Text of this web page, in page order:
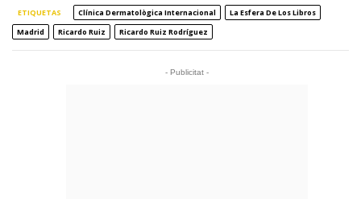
ETIQUETAS Clínica Dermatològica Internacional
La Esfera De Los Libros
Madrid
Ricardo Ruiz Ricardo Ruiz Rodríguez
- Publicitat -